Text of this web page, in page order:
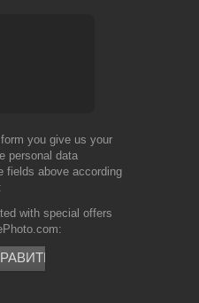
you give us your
personal data
fields above according
with special offers